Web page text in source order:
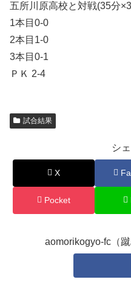
五所川原高校と対戦(35分
1本目0-0
2本目1-0
3本目0-1
ＰＫ 2-4
試合結果
シ
X
Pocket
aomorikogyo-fc（